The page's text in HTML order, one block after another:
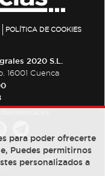
POLÍTICA DE COOKIES
2020 S.L.
16001 Cuenca
para poder ofrecerte
Puedes permitirnos
personalizados a